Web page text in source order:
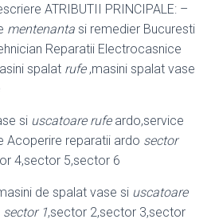
ATRIBUTII PRINCIPALE: –
mentenanta si remedier Bucuresti
Reparatii Electrocasnice
spalat rufe,masini spalat vase
si uscatoare rufeardo,service
Acoperire reparatii ardo sector
4,sector 5,sector 6
de spalat vase si uscatoare
sector 1,sector 2,sector 3,sector